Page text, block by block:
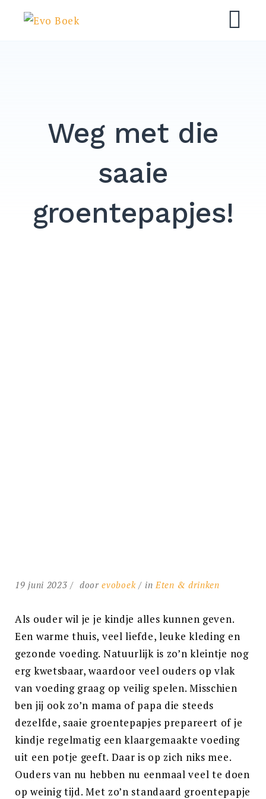
Evo Boek
Weg met die
saaie
groentepapjes!
19 juni 2023 doorevoboek inEten & drinken
Als ouder wil je je kindje alles kunnen geven.
Een warme thuis, veel liefde, leuke kleding en
gezonde voeding. Natuurlijk is zo’n kleintje nog
erg kwetsbaar, waardoor veel ouders op vlak
van voeding graag op veilig spelen. Misschien
ben jij ook zo’n mama of papa die steeds
dezelfde, saaie groentepapjes prepareert of je
kindje regelmatig een klaargemaakte voeding
uit een potje geeft. Daar is op zich niks mee.
Ouders van nu hebben nu eenmaal veel te doen
op weinig tijd. Met zo’n standaard groentepapje